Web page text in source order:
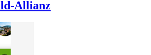
Allianz